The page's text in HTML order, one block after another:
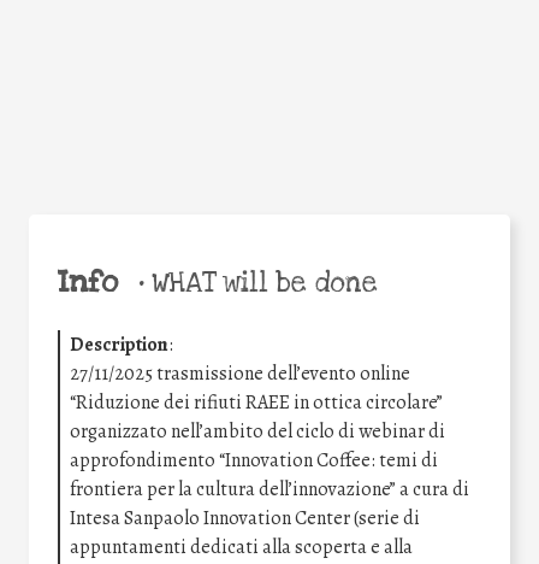
Info •WHAT will be done
Description:
27/11/2025 trasmissione dell’evento online
“Riduzione dei rifiuti RAEE in ottica circolare”
organizzato nell’ambito del ciclo di webinar di
approfondimento “Innovation Coffee: temi di
frontiera per la cultura dell’innovazione” a cura di
Intesa Sanpaolo Innovation Center (serie di
appuntamenti dedicati alla scoperta e alla